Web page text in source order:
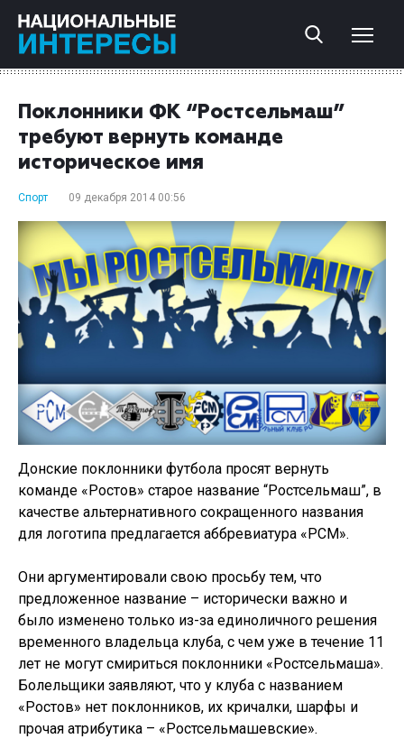
Поклонники ФК “Ростсельмаш”
требуют вернуть команде
историческое имя
Спорт 09 декабря 2014 00:56
Донские поклонники футбола просят вернуть
команде «Ростов» старое название “Ростсельмаш”, в
качестве альтернативного сокращенного названия
для логотипа предлагается аббревиатура «РСМ».
Они аргументировали свою просьбу тем, что
предложенное название – исторически важно и
было изменено только из-за единоличного решения
временного владельца клуба, с чем уже в течение 11
лет не могут смириться поклонники «Ростсельмаша».
Болельщики заявляют, что у клуба с названием
«Ростов» нет поклонников, их кричалки, шарфы и
прочая атрибутика – «Ростсельмашевские».